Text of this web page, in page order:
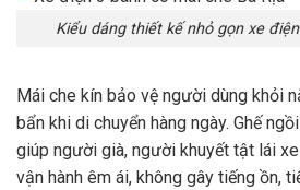
Kiểu dáng thiết kế nhỏ gọn xe
Mái che kín bảo vệ người dùng khỏi
bẩn khi di chuyển hàng ngày. Ghế
giúp người già, người khuyết tật lái
vận hành êm ái, không gây tiếng ồn,